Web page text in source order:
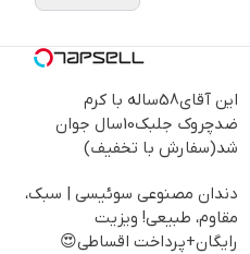
این آقای58ساله با کرم
ضدچروک جلبک10سال جوان
شد(سفارش با تخفیف)
دندان مصنوعی سوئیسی | سبک،
مقاوم، طبیعی! ویزیت
رایگان+پرداخت اقساطی😍